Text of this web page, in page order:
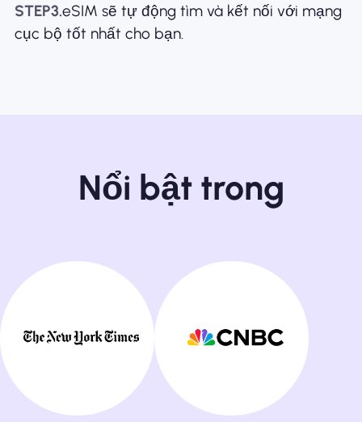
STEP3.eSIM sẽ tự động tìm và kết nối với mạng
cục bộ tốt nhất cho bạn.
Nổi bật trong